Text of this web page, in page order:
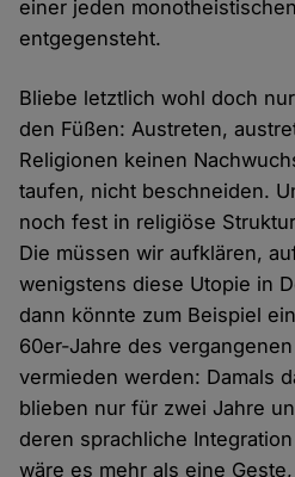
einer jeden
entgegensteht.
Bliebe letztlich wohl doch
den Füßen: Austreten,
Religionen keinen
taufen, nicht beschneiden.
noch fest in religiöse
Die müssen wir aufklären,
wenigstens diese Utopie in
dann könnte zum Beispiel
60er-Jahre des
vermieden werden: Damals
blieben nur für zwei Jahre
deren sprachliche
wäre es mehr als eine